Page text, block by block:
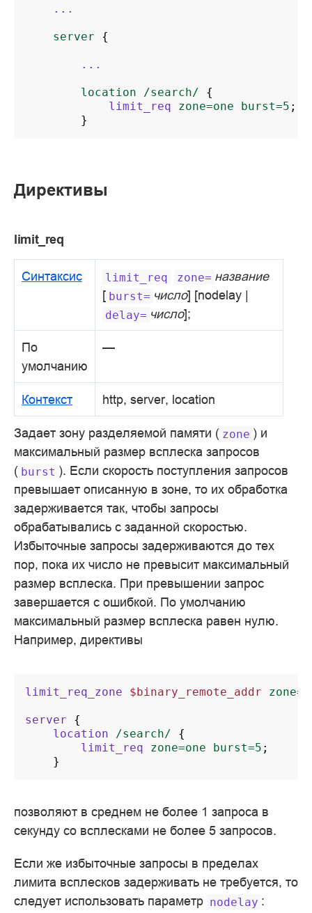
...
server {
...
location /search/
{
limit_req
zone=one burst=5 ;
}
Директивы
limit_req
Синтаксис limit_req zone= название
[ burst= число] [nodelay |
delay= число];
По
умолчанию
—
Контекст http, server, location
Задает зону разделяемой памяти ( zone ) и
максимальный размер всплеска запросов
( burst ). Если скорость поступления запросов
превышает описанную в зоне, то их обработка
задерживается так, чтобы запросы
обрабатывались с заданной скоростью.
Избыточные запросы задерживаются до тех
пор, пока их число не превысит максимальный
размер всплеска. При превышении запрос
завершается с ошибкой. По умолчанию
максимальный размер всплеска равен нулю.
Например, директивы
limit_req_zone $binary_remote_addr
server
{
location
/search/
{
limit_req
zone=one burst=5 ;
}
позволяют в среднем не более 1 запроса в
секунду со всплесками не более 5 запросов.
Если же избыточные запросы в пределах
лимита всплесков задерживать не требуется, то
следует использовать параметр nodelay :